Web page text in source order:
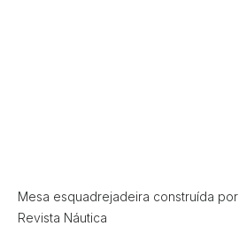
Mesa esquadrejadeira construída
Revista Náutica